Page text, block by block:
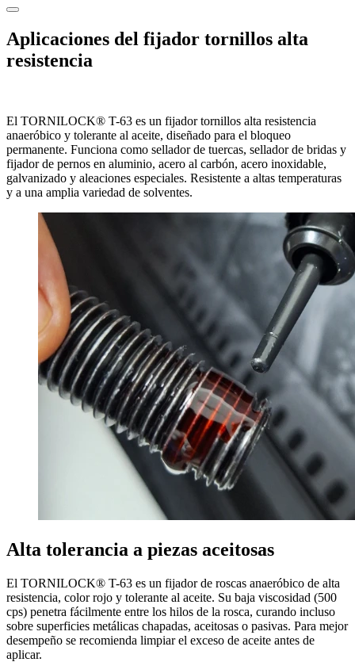
Aplicaciones del fijador tornillos alta
resistencia
El TORNILOCK® T-63 es un fijador tornillos alta resistencia
anaeróbico y tolerante al aceite, diseñado para el bloqueo
permanente. Funciona como sellador de tuercas, sellador de bridas y
fijador de pernos en aluminio, acero al carbón, acero inoxidable,
galvanizado y aleaciones especiales. Resistente a altas temperaturas
y a una amplia variedad de solventes.
Alta tolerancia a piezas aceitosas
El TORNILOCK® T-63 es un fijador de roscas anaeróbico de alta
resistencia, color rojo y tolerante al aceite. Su baja viscosidad (500
cps) penetra fácilmente entre los hilos de la rosca, curando incluso
sobre superficies metálicas chapadas, aceitosas o pasivas. Para mejor
desempeño se recomienda limpiar el exceso de aceite antes de
aplicar.